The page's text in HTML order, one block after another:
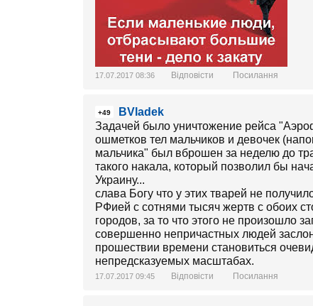
17.07.2017 08:36 Відповісти Посилання
+49
BVladek
Задачей было уничтожение рейса
ошметков тел мальчиков и девочек
мальчика" был вброшен за неделю до
такого накала, который позволил бы
Украину...
слава Богу что у этих тварей не
РФией с сотнями тысяч жертв с обоих
городов, за то что этого не произошло
совершенно непричастных людей
прошествии времени становиться
непредсказуемых масштабах.
17.07.2017 09:45 Відповісти Посилання